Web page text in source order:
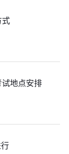
式
地点安排